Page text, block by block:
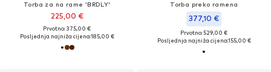
Torba za na rame 'BRDLY'
225,00 €
Prvotno: 375,00 €
Posljednja najniža cijena:185,00 €
Torba preko ramena
377,10 €
Prvotno: 529,00 €
Posljednja najniža cijena:155,00 €